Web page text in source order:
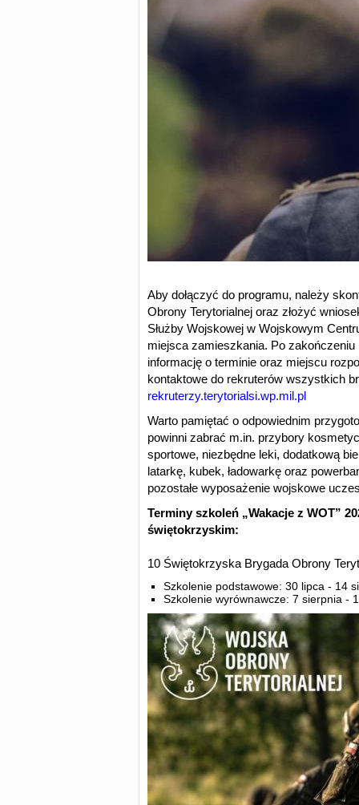
Aby dołączyć do programu, należy
Obrony Terytorialnej oraz złożyć
Służby Wojskowej w Wojskowym
miejsca zamieszkania. Po
informację o terminie oraz miejscu
kontaktowe do rekruterów wszystkich
rekruterzy.terytorialsi.wp.mil.pl
Warto pamiętać o odpowiednim
powinni zabrać m.in. przybory
sportowe, niezbędne leki, dodatkową
latarkę, kubek, ładowarkę oraz
pozostałe wyposażenie wojskowe
Terminy szkoleń „Wakacje z WOT”
świętokrzyskim:
10 Świętokrzyska Brygada Obrony
Szkolenie podstawowe: 30 lipca - 14
Szkolenie wyrównawcze: 7 sierpnia -